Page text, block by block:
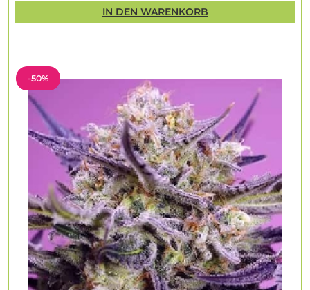
-50%
IN DEN WARENKORB